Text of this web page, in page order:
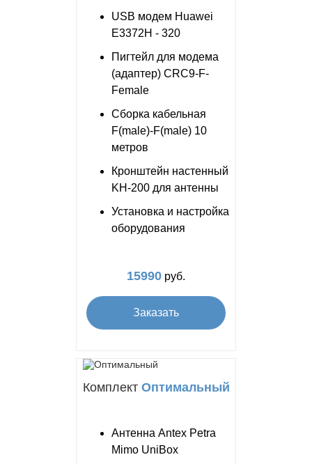
USB модем Huawei
E3372H - 320
Пигтейл для модема
(адаптер) CRC9-F-
Female
Сборка кабельная
F(male)-F(male) 10
метров
Кронштейн настенный
KH-200 для антенны
Установка и настройка
оборудования
15990 руб.
Заказать
Комплект Оптимальный
Антенна Antex Petra
Mimo UniBox